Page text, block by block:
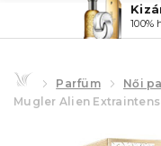
100%
Parfüm Női
Mugler Alien